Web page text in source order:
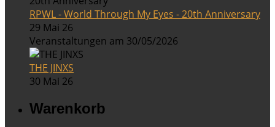
RPWL - World Through My Eyes - 20th Anniversary
29 Mai 26
Veranstaltungen am 30/05/2026
THE JINXS
30 Mai 26
Warenkorb